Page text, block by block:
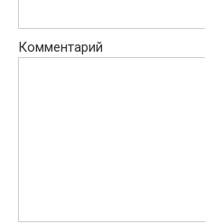
Комментарий